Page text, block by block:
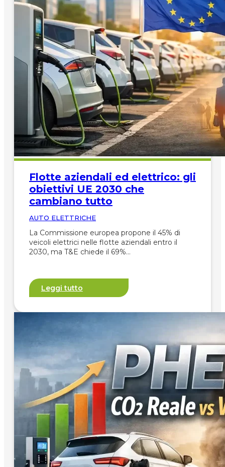
Flotte aziendali ed elettrico: gli
obiettivi UE 2030 che
cambiano tutto
AUTO ELETTRICHE
La Commissione europea propone il 45% di
veicoli elettrici nelle flotte aziendali entro il
2030, ma T&E chiede il 69%…
Leggi tutto